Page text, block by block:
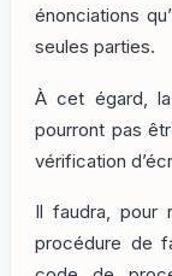
énonciations
seules parties.
À cet égard,
pourront pas
vérification
Il faudra, pour
procédure de